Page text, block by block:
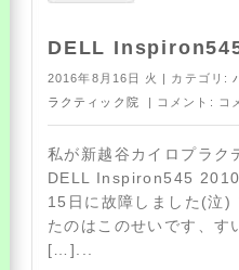
DELL
2016年8月16日 火 | カテゴリ:
ラクティック院 | コメント: コ
私が新越谷カイロプラク
DELL Inspiron545 2010
15日に故障しました(泣)
たのはこのせいです、す
[…]...